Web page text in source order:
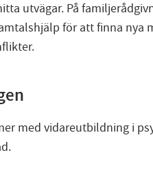
utvägar. På
för att finna nya
med vidareutbildning i